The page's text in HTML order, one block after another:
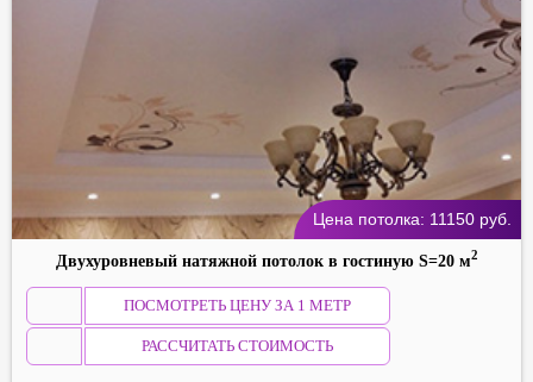
Цена потолка: 11150 руб.
Двухуровневый натяжной потолок в гостиную S=20 м2
ПОСМОТРЕТЬ ЦЕНУ ЗА 1 МЕТР
РАССЧИТАТЬ СТОИМОСТЬ